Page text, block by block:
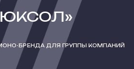
БРЕНДА ДЛЯ ГРУППЫ КОМПАНИЙ